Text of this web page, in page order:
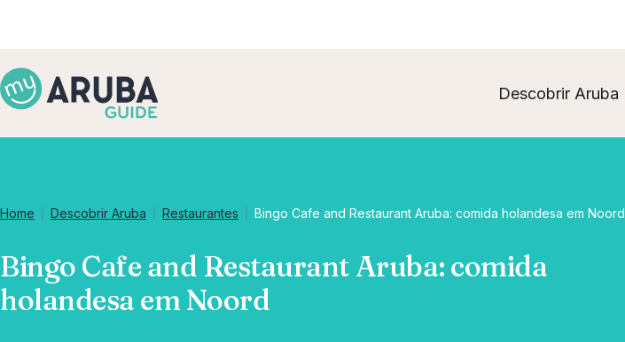
Descobrir Aruba
Home Descobrir Aruba Restaurantes Bingo Cafe and Restaurant Aruba: comida holandesa em Noord
Bingo Cafe and Restaurant Aruba: comida
holandesa em Noord